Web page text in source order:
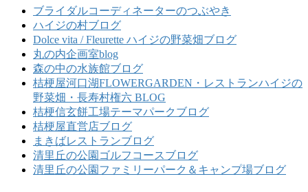
ブライダルコーディネーターのつぶやき
ハイジの村ブログ
Dolce vita / Fleurette ハイジの野菜畑ブログ
丸の内企画室blog
森の中の水族館ブログ
桔梗屋河口湖FLOWERGARDEN・レストランハイジの
野菜畑・長寿村権六 BLOG
桔梗信玄餅工場テーマパークブログ
桔梗屋直営店ブログ
まきばレストランブログ
清里丘の公園ゴルフコースブログ
清里丘の公園ファミリーパーク＆キャンプ場ブログ